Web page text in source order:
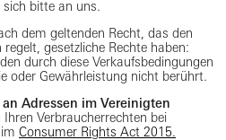
sich bitte an uns.
dem geltenden Recht, das den
gesetzliche Rechte haben:
durch diese Verkaufsbedingungen
oder Gewährleistung nicht berührt.
Adressen im Vereinigten
Ihren Verbraucherrechten bei
Consumer Rights Act 2015.